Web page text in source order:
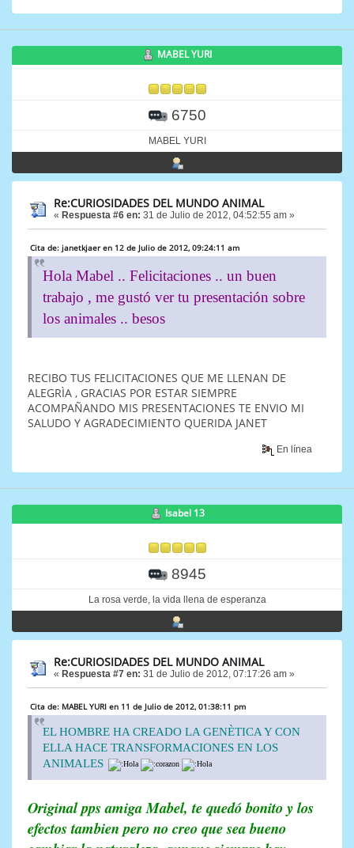
MABEL YURI
6750
MABEL YURI
Re:CURIOSIDADES DEL MUNDO ANIMAL
« Respuesta #6 en: 31 de Julio de 2012, 04:52:55 am »
Cita de: janetkjaer en 12 de Julio de 2012, 09:24:11 am
Hola Mabel .. Felicitaciones .. un buen
trabajo , me gustó ver tu presentación sobre
los animales .. besos
RECIBO TUS FELICITACIONES QUE ME LLENAN DE
ALEGRÌA , GRACIAS POR ESTAR SIEMPRE
ACOMPAÑANDO MIS PRESENTACIONES TE ENVIO MI
SALUDO Y AGRADECIMIENTO QUERIDA JANET
En línea
Isabel 13
8945
La rosa verde, la vida llena de esperanza
Re:CURIOSIDADES DEL MUNDO ANIMAL
« Respuesta #7 en: 31 de Julio de 2012, 07:17:26 am »
Cita de: MABEL YURI en 11 de Julio de 2012, 01:38:11 pm
EL HOMBRE HA CREADO LA GENÈTICA Y CON
ELLA HACE TRANSFORMACIONES EN LOS
ANIMALES
Original pps amiga Mabel, te quedó bonito y los
efectos tambien pero no creo que sea bueno